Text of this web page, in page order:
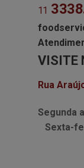
11
VISITE
Rua
Segunda
Sexta-